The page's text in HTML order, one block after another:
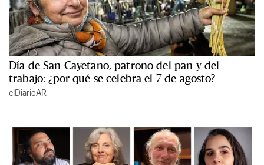
Día de San Cayetano, patrono del pan y del
trabajo: ¿por qué se celebra el 7 de agosto?
elDiarioAR